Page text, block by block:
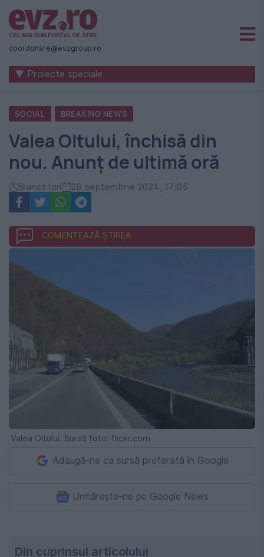
Știri
naționale
internaționale
România
-
Evenimentul
Zilei
coordonare@evzgroup.ro
▼ Proiecte speciale
SOCIAL BREAKING NEWS
Valea Oltului, închisă din
nou. Anunț de ultimă oră
Bianca Ion 28 septembrie 2024, 17:05
COMENTEAZĂ ȘTIREA
Valea Oltului. Sursă foto: flickr.com
Adaugă-ne ca sursă preferată în Google
Urmărește-ne pe Google News
Din cuprinsul articolului